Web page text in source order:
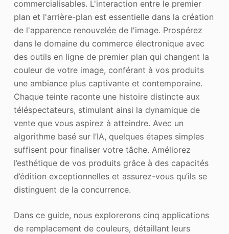
commercialisables. L'interaction entre le premier
plan et l'arrière-plan est essentielle dans la création
de l'apparence renouvelée de l'image. Prospérez
dans le domaine du commerce électronique avec
des outils en ligne de premier plan qui changent la
couleur de votre image, conférant à vos produits
une ambiance plus captivante et contemporaine.
Chaque teinte raconte une histoire distincte aux
téléspectateurs, stimulant ainsi la dynamique de
vente que vous aspirez à atteindre. Avec un
algorithme basé sur l’IA, quelques étapes simples
suffisent pour finaliser votre tâche. Améliorez
l’esthétique de vos produits grâce à des capacités
d’édition exceptionnelles et assurez-vous qu’ils se
distinguent de la concurrence.
Dans ce guide, nous explorerons cinq applications
de remplacement de couleurs, détaillant leurs